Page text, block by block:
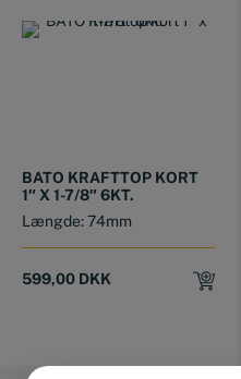
BATO KRAFTTOP KORT
1″ X 1-7/8″ 6KT.
Længde: 74mm
599,00 DKK